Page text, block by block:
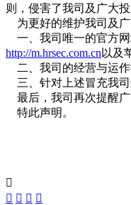
则，侵害了我司及广大
为更好的维护我司及广
一、我司唯一的官方网
http://m.hrsec.com.cn 以及
二、我司的经营与运作
三、针对上述冒充我司
最后，我司再次提醒广
特此声明。